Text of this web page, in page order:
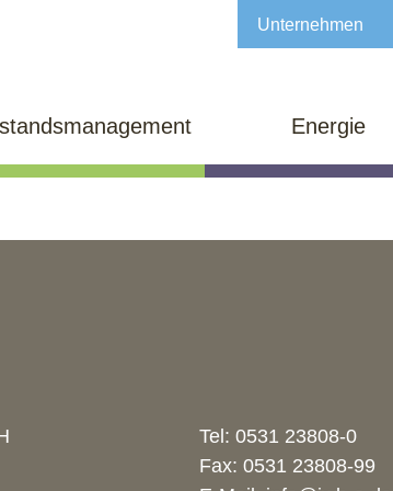
Energie
Unternehmen
Tel: 0531 23808-0
Fax: 0531 23808-99